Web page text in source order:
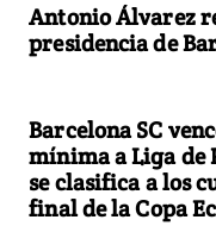
Antonio Álvarez
presidencia de
Barcelona SC
mínima a Liga de
se clasifica a los
final de la Copa